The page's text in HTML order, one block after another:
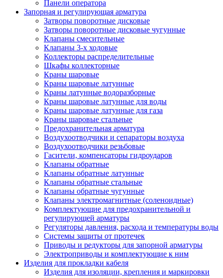
Панели оператора
Запорная и регулирующая арматура
Затворы поворотные дисковые
Затворы поворотные дисковые чугунные
Клапаны смесительные
Клапаны 3-х ходовые
Коллекторы распределительные
Шкафы коллекторные
Краны шаровые
Краны шаровые латунные
Краны латунные водоразборные
Краны шаровые латунные для воды
Краны шаровые латунные для газа
Краны шаровые стальные
Предохранительная арматура
Воздухоотводчики и сепараторы воздуха
Воздухоотводчики резьбовые
Гасители, компенсаторы гидроударов
Клапаны обратные
Клапаны обратные латунные
Клапаны обратные стальные
Клапаны обратные чугунные
Клапаны электромагнитные (соленоидные)
Комплектующие для предохранительной и
регулирующей арматуры
Регуляторы давления, расхода и температуры воды
Системы защиты от протечек
Приводы и редукторы для запорной арматуры
Электроприводы и комплектующие к ним
Изделия для прокладки кабеля
Изделия для изоляции, крепления и маркировки